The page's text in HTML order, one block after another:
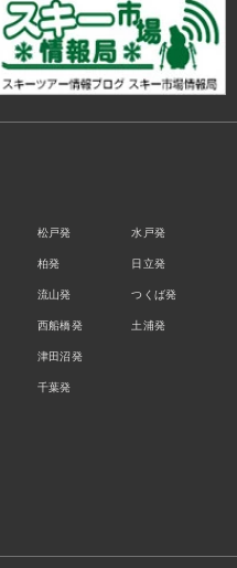
松戸発
柏発
流山発
西船橋発
津田沼発
千葉発
水戸発
日立発
つくば発
土浦発